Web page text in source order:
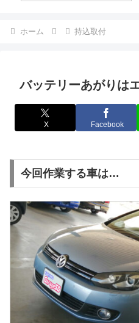
ホーム 持込取付
バッテリーあがりは
X Facebook
今回作業する車は…